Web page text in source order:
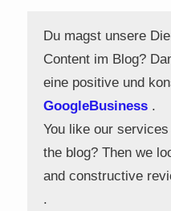
Du magst unsere
Content im Blog?
eine positive und
GoogleBusiness .
You like our
the blog? Then we
and constructive
.